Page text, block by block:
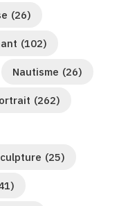
(26)
(102)
Nautisme (26)
(262)
(25)